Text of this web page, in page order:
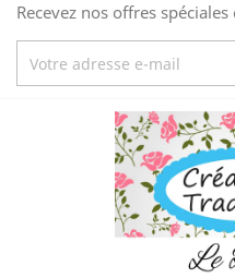
Recevez nos offres